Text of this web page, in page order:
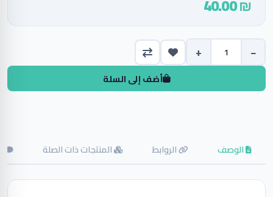
₪ 40.00
−
+
أضف إلى السلة
الوصف الروابط المنتجات ذات الصلة